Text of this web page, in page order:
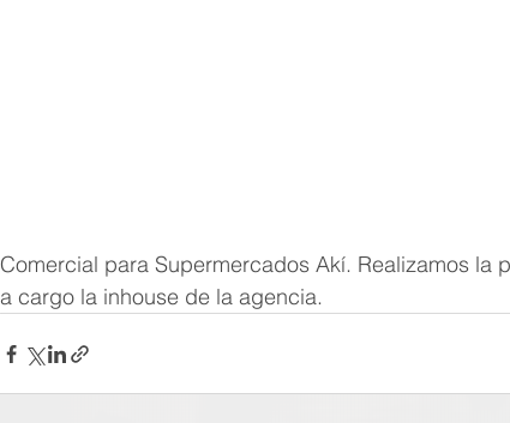
Comercial para Supermercados Akí. Realizamos
a cargo la inhouse de la agencia.